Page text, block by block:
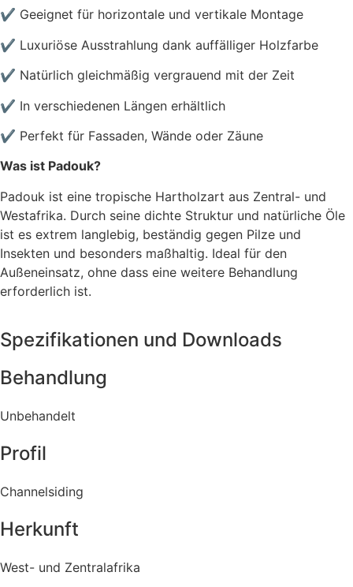
✔️ Geeignet für horizontale und vertikale Montage
✔️ Luxuriöse Ausstrahlung dank auffälliger Holzfarbe
✔️ Natürlich gleichmäßig vergrauend mit der Zeit
✔️ In verschiedenen Längen erhältlich
✔️ Perfekt für Fassaden, Wände oder Zäune
Was ist Padouk?
Padouk ist eine tropische Hartholzart aus Zentral- und
Westafrika. Durch seine dichte Struktur und natürliche Öle
ist es extrem langlebig, beständig gegen Pilze und
Insekten und besonders maßhaltig. Ideal für den
Außeneinsatz, ohne dass eine weitere Behandlung
erforderlich ist.
Spezifikationen und Downloads
Behandlung
Unbehandelt
Profil
Channelsiding
Herkunft
West- und Zentralafrika